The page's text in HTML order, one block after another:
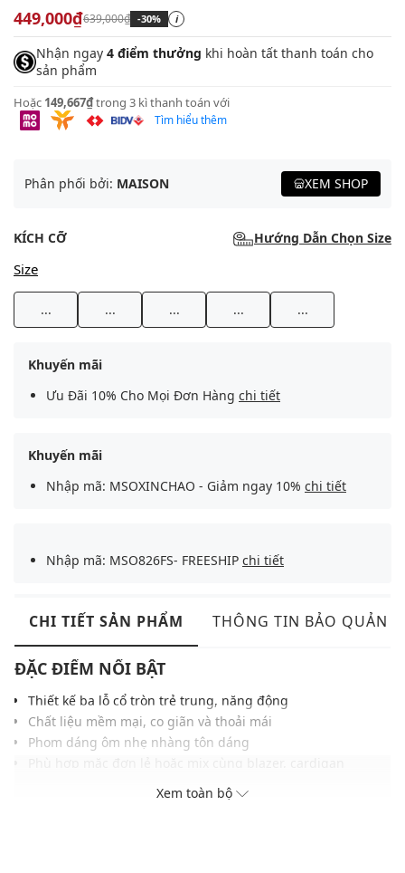
449,000₫639,000₫ -30% i
Nhận ngay 4 điểm thưởng khi hoàn tất thanh toán cho
sản phẩm
Hoặc 149,667₫trong 3 kì thanh toán với
Tìm hiểu thêm
Phân phối bởi: MAISON XEM SHOP
KÍCH CỠ Hướng Dẫn Chọn Size
Size
... ... ... ... ...
Khuyến mãi
Ưu Đãi 10% Cho Mọi Đơn Hàng chi tiết
Khuyến mãi
Nhập mã: MSOXINCHAO - Giảm ngay 10% chi tiết
Nhập mã: MSO826FS- FREESHIP chi tiết
CHI TIẾT SẢN PHẨM THÔNG TIN BẢO QUẢN
ĐẶC ĐIỂM NỔI BẬT
Thiết kế ba lỗ cổ tròn trẻ trung, năng động
Chất liệu mềm mại, co giãn và thoải mái
Phom dáng ôm nhẹ nhàng tôn dáng
Lý tưởng cho mùa xuân hè với cảm giác thoáng mát
Xem toàn bộ